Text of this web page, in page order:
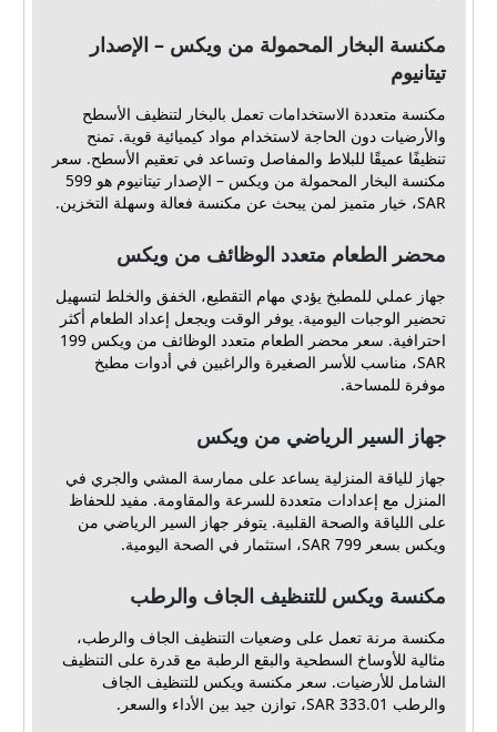
مكنسة البخار المحمولة من ويكس – الإصدار
تيتانيوم
مكنسة متعددة الاستخدامات تعمل بالبخار لتنظيف الأسطح
والأرضيات دون الحاجة لاستخدام مواد كيميائية قوية. تمنح
تنظيفًا عميقًا للبلاط والمفاصل وتساعد في تعقيم الأسطح. سعر
مكنسة البخار المحمولة من ويكس – الإصدار تيتانيوم هو 599
SAR، خيار متميز لمن يبحث عن مكنسة فعالة وسهلة التخزين.
محضر الطعام متعدد الوظائف من ويكس
جهاز عملي للمطبخ يؤدي مهام التقطيع، الخفق والخلط لتسهيل
تحضير الوجبات اليومية. يوفر الوقت ويجعل إعداد الطعام أكثر
احترافية. سعر محضر الطعام متعدد الوظائف من ويكس 199
SAR، مناسب للأسر الصغيرة والراغبين في أدوات مطبخ
موفرة للمساحة.
جهاز السير الرياضي من ويكس
جهاز للياقة المنزلية يساعد على ممارسة المشي والجري في
المنزل مع إعدادات متعددة للسرعة والمقاومة. مفيد للحفاظ
على اللياقة والصحة القلبية. يتوفر جهاز السير الرياضي من
ويكس بسعر 799 SAR، استثمار في الصحة اليومية.
مكنسة ويكس للتنظيف الجاف والرطب
مكنسة مرنة تعمل على وضعيات التنظيف الجاف والرطب،
مثالية للأوساخ السطحية والبقع الرطبة مع قدرة على التنظيف
الشامل للأرضيات. سعر مكنسة ويكس للتنظيف الجاف
والرطب 333.01 SAR، توازن جيد بين الأداء والسعر.